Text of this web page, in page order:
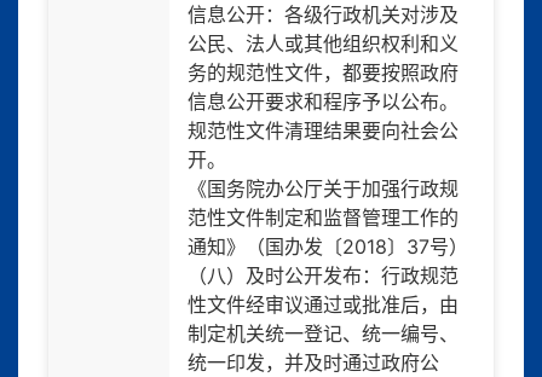
信息公开：各级行政机关对涉及
公民、法人或其他组织权利和义
务的规范性文件，都要按照政府
信息公开要求和程序予以公布。
规范性文件清理结果要向社会公
开。
《国务院办公厅关于加强行政规
范性文件制定和监督管理工作的
通知》（国办发〔2018〕37号）
（八）及时公开发布：行政规范
性文件经审议通过或批准后，由
制定机关统一登记、统一编号、
统一印发，并及时通过政府公